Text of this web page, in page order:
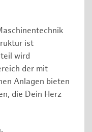
ist
wird
der mit
Anlagen bieten
die Dein Herz